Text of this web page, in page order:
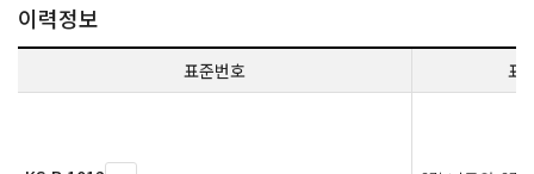
이력정보
표준번호 표